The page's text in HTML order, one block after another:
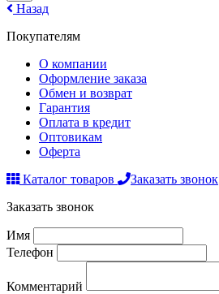
Назад
Покупателям
О компании
Оформление заказа
Обмен и возврат
Гарантия
Оплата в кредит
Оптовикам
Оферта
Каталог товаров
Заказать звонок
Заказать звонок
Имя
Телефон
Комментарий